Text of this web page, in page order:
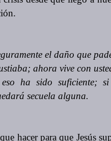
el daño que
ahora vive con
ha sido suficiente;
secuela alguna.
hacer para que Jesús